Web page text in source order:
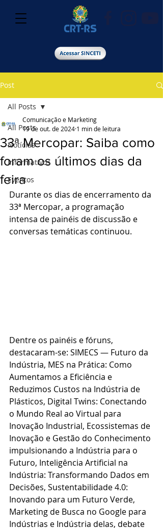
Post
All Posts
Notícias
Informativos
Eventos
All Posts
33ª Mercopar: Saiba como
foram os últimos dias da
feira
Comunicação e Marketing
19 de out. de 2024 1 min de leitura
Durante os dias de encerramento da
33ª Mercopar, a programação
intensa de painéis de discussão e
conversas temáticas continuou.
Dentre os painéis e fóruns,
destacaram-se: SIMECS — Futuro da
Indústria, MES na Prática: Como
Aumentamos a Eficiência e
Reduzimos Custos na Indústria de
Plásticos, Digital Twins: Conectando
o Mundo Real ao Virtual para
Inovação Industrial, Ecossistemas de
Inovação e Gestão do Conhecimento
impulsionando a Indústria para o
Futuro, Inteligência Artificial na
Indústria: Transformando Dados em
Decisões, Sustentabilidade 4.0:
Inovando para um Futuro Verde,
Marketing de Busca no Google para
Indústrias e Indústria delas, debate